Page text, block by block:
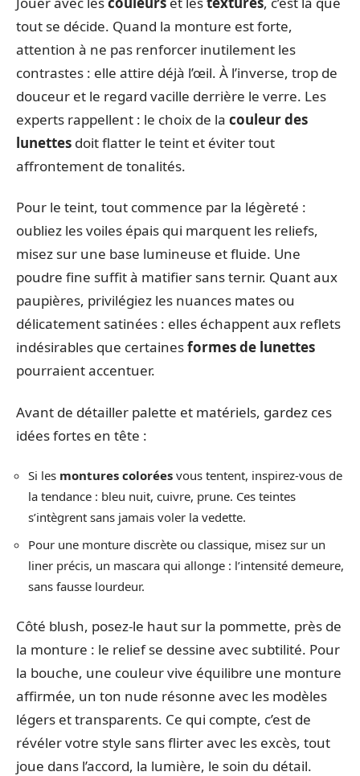
tout se décide. Quand la monture est forte,
attention à ne pas renforcer inutilement les
contrastes : elle attire déjà l’œil. À l’inverse, trop de
douceur et le regard vacille derrière le verre. Les
experts rappellent : le choix de la couleur des
lunettes doit flatter le teint et éviter tout
affrontement de tonalités.
Pour le teint, tout commence par la légèreté :
oubliez les voiles épais qui marquent les reliefs,
misez sur une base lumineuse et fluide. Une
poudre fine suffit à matifier sans ternir. Quant aux
paupières, privilégiez les nuances mates ou
délicatement satinées : elles échappent aux reflets
indésirables que certainesformes de lunettes
pourraient accentuer.
Avant de détailler palette et matériels, gardez ces
idées fortes en tête :
Si les montures colorées vous tentent, inspirez-vous de
la tendance : bleu nuit, cuivre, prune. Ces teintes
s’intègrent sans jamais voler la vedette.
Pour une monture discrète ou classique, misez sur un
liner précis, un mascara qui allonge : l’intensité demeure,
sans fausse lourdeur.
Côté blush, posez-le haut sur la pommette, près de
la monture : le relief se dessine avec subtilité. Pour
la bouche, une couleur vive équilibre une monture
affirmée, un ton nude résonne avec les modèles
légers et transparents. Ce qui compte, c’est de
révéler votre style sans flirter avec les excès, tout
joue dans l’accord, la lumière, le soin du détail.